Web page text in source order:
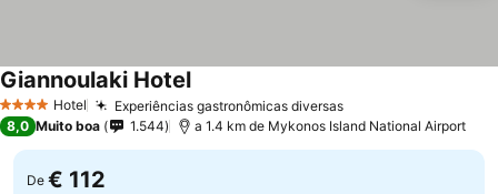
4 EstrelasHotel Experiências gastronômicas diversas
Giannoulaki Hotel
8,0 Muito boa 1.544 a 1.4 km de Mykonos Island National Airport
De € 112